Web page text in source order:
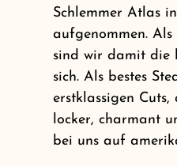
Schlemmer Atlas
aufgenommen.
sind wir damit die
sich. Als bestes
erstklassigen
locker, charmant
bei uns auf